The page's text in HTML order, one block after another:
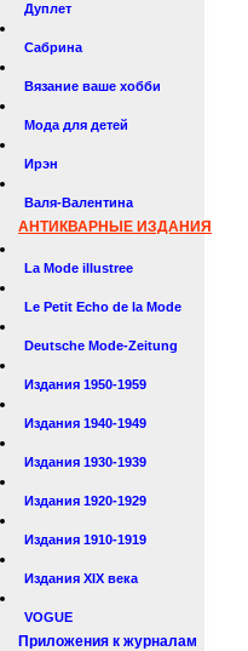
Дуплет
Сабрина
Вязание ваше хобби
Мода для детей
Ирэн
Валя-Валентина
АНТИКВАРНЫЕ ИЗДАНИЯ
La Mode illustree
Le Petit Echo de la Mode
Deutsche Mode-Zeitung
Издания 1950-1959
Издания 1940-1949
Издания 1930-1939
Издания 1920-1929
Издания 1910-1919
Издания XIX века
VOGUE
Приложения к журналам